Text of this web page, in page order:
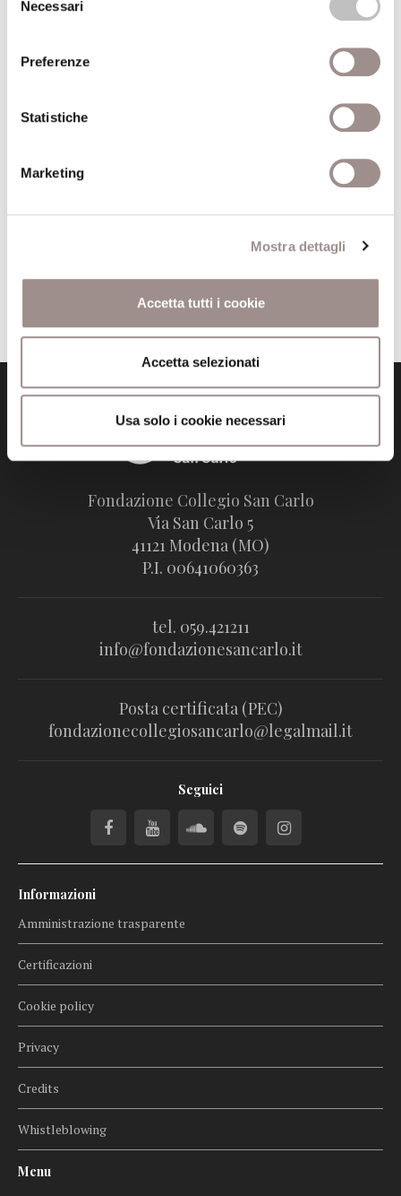
delNecessari
Preferenze
Statistiche
Marketing
Mostra dettagli
Accetta tutti i cookie
Accetta selezionati
Usa solo i cookie necessari
Un'avventura umana e intellettuale che anticipa le
catastrofi del Novecento
Anno pubblicazione
Anno recensione2015
Fondazione Collegio San Carlo
Via San Carlo 5
41121 Modena (MO)
P.I. 00641060363
tel. 059.421211
info@fondazionesancarlo.it
Posta certificata (PEC)
fondazionecollegiosancarlo@legalmail.it
Seguici
Informazioni
Amministrazione trasparente
Certificazioni
Cookie policy
Privacy
Credits
Whistleblowing
Menu